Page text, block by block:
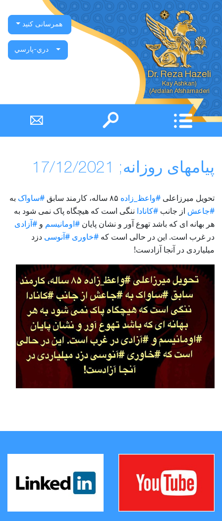
Dr. Reza Hazeli
Ardalan Afsharnaderi)
همرسانی کنید
دري-پارسي
پیامهای روزانه; 17/12/2021
تحویل میرزاعلی #واعظ_زاده ۸۵ ساله، کارمند سابق #ساواک به
#جاعش از جانب #کانادا ننگی است که هیچگاه پاک نمی شود به
هر بهانه ای که باشد تهوع آور و نشان پایان #اومانیسم و #آزادی
در غرب است. این در حالی است که #خاوری #آنوسی دزد
میلیاردی در آنجا آزادست!